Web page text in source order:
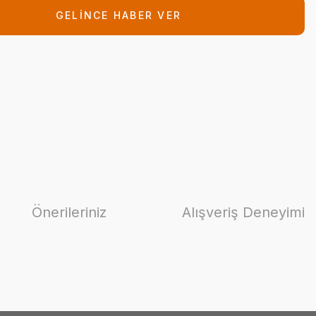
GELİNCE HABER VER
Önerileriniz Alışveriş Deneyimi